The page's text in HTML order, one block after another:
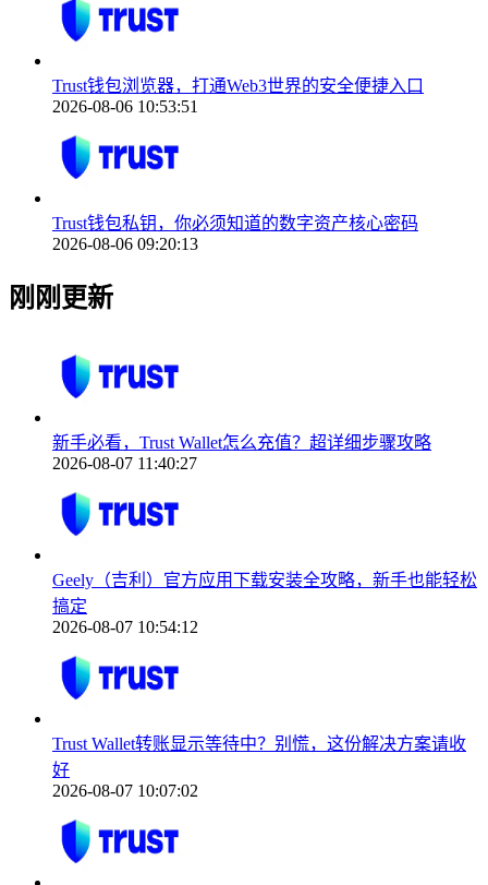
Trust钱包浏览器，打通Web3世界的安全便捷入口
2026-08-06 10:53:51
Trust钱包私钥，你必须知道的数字资产核心密码
2026-08-06 09:20:13
刚刚更新
新手必看，Trust Wallet怎么充值？超详细步骤攻略
2026-08-07 11:40:27
Geely（吉利）官方应用下载安装全攻略，新手也能轻松
搞定
2026-08-07 10:54:12
Trust Wallet转账显示等待中？别慌，这份解决方案请收
好
2026-08-07 10:07:02